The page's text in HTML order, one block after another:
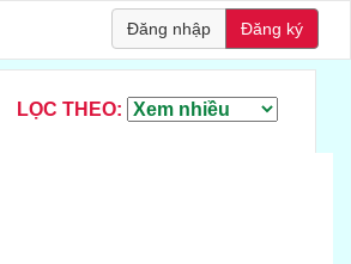
Đăng nhập Đăng ký
LỌC THEO: